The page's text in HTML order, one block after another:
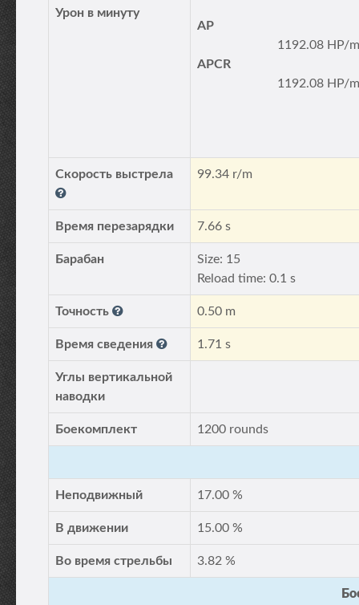
Урон в минуту
AP
1192.08 HP/
APCR
1192.08 HP/
Скорость выстрела 99.34 r/m
Время перезарядки 7.66 s
Барабан
Size: 15
Reload time: 0.1 s
Точность 0.50 m
Время сведения 1.71 s
Углы вертикальной
наводки
Боекомплект 1200 rounds
Неподвижный 17.00 %
В движении 15.00 %
Во время стрельбы 3.82 %